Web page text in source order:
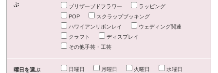
ぶ
プリザーブドフラワー
ラッピング
POP
スクラップブッキング
ハワイアンリボンレイ
ウェディング関連
クラフト
ディスプレイ
その他手芸・工芸
曜日を選ぶ 日曜日 月曜日 火曜日
水曜日